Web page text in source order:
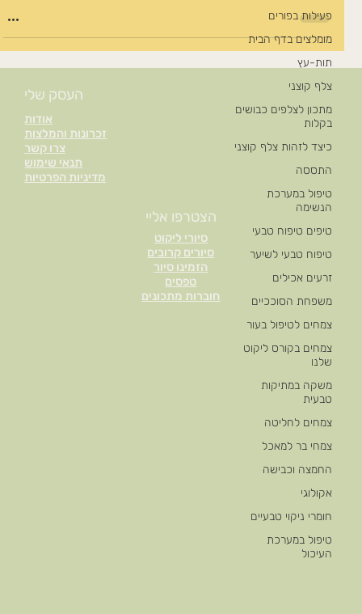
פעילות בפורים
מומלצים בדף הבית
תות-עץ
צלף קוצני
מתכון לצלפים כבושים
בקלות
כיצד לזהות צלף קוצני
התססה
טיפול במערכת
הנשימה
טיפים טיפוח טבעי
טיפוח טבעי לשיער
זרעים אכילים
משפחת הסוככיים
צמחים לטיפול בעור
צמחים בקורס ליקוט
שלנו
משקה במתיקות
טבעית
צמחים לחליטה
צמחי בר למאכל
החמצה וכבישה
אקולוגי
חומרי ניקוי טבעיים
טיפול במערכת
העיכול
אודות
זכרונות והמלצות
צרו קשר
תנאי שימוש
מדיניות הפרטיות
העסק שלי
סיורי ליקוט
סיורים קרובים
הזמינו סיור
טפסים
חוברות מתכונים
הצטרפו אליי